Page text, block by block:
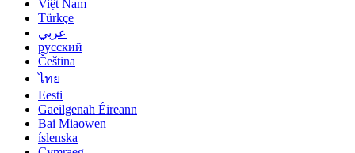
Việt Nam
Türkçe
عربي
русский
Čeština
ไทย
Eesti
Gaeilgenah Éireann
Bai Miaowen
íslenska